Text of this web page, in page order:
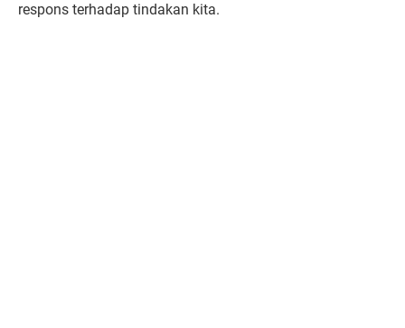
respons terhadap tindakan kita.